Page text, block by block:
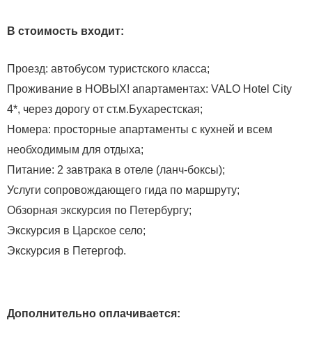
В стоимость входит:
Проезд: автобусом туристского класса;
Проживание в НОВЫХ! апартаментах: VALO Hotel City
4*, через дорогу от ст.м.Бухарестская;
Номера: просторные апартаменты с кухней и всем
необходимым для отдыха;
Питание: 2 завтрака в отеле (ланч-боксы);
Услуги сопровождающего гида по маршруту;
Обзорная экскурсия по Петербургу;
Экскурсия в Царское село;
Экскурсия в Петергоф.
Дополнительно оплачивается: